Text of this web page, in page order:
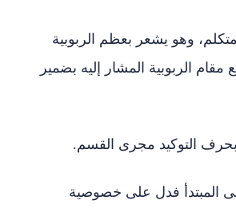
وهو يشعر بعظم الربوبية
الربوبية المشار إليه بضمير
التوكيد مجرى القسم.
المبتدأ فدل على خصوصية